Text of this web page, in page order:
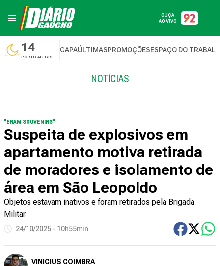
OUÇA
AO VIVO
14
PORTO ALEGRE
CAPAÚLTIMASPROMOÇÕESESPAÇO DO
NOTÍCIAS
"ERAM SOUVENIRS"
Suspeita de explosivos em
apartamento motiva retirada
de moradores e isolamento de
área em São Leopoldo
Objetos estavam inativos e foram retirados pela Brigada
Militar
24/10/2025 - 10h55min
VINICIUS COIMBRA